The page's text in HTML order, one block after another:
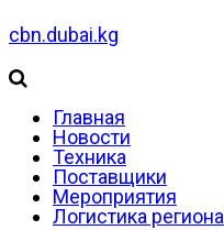
cbn.dubai.kg
Главная
Новости
Техника
Поставщики
Мероприятия
Логистика региона